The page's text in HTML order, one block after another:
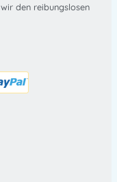
den reibungslosen